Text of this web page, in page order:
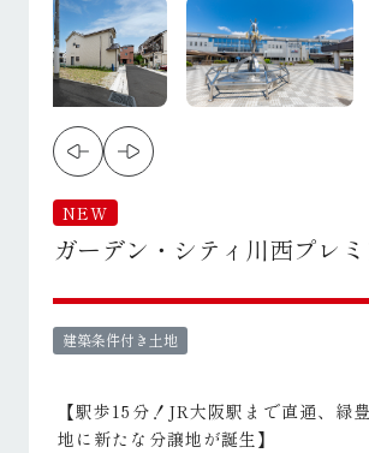
NEW
ガーデン・シティ川西プレ
建築条件付き土地
【駅歩15分！JR大阪駅まで直通、緑
地に新たな分譲地が誕生】